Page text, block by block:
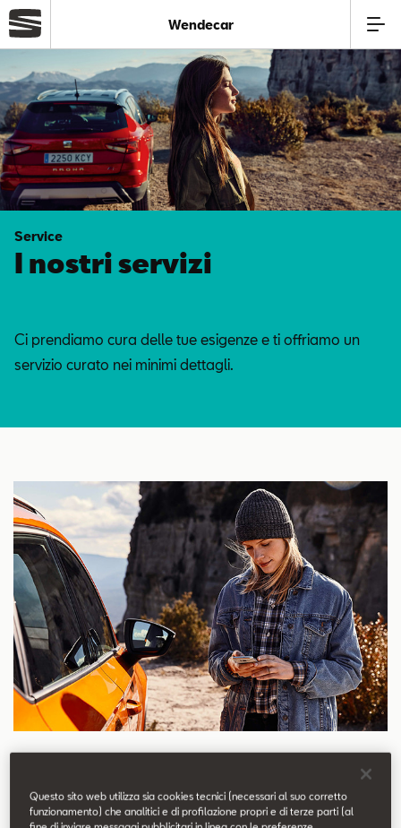
Azienda
Modelli
Offerte
Service
Configuratore
Wendecar
Service
I nostri servizi
Ci prendiamo cura delle tue esigenze e ti offriamo un
servizio curato nei minimi dettagli.
Prenotazione Tagliando
Acquistare una vettura SEAT significa scegliere il massimo dello
stile, dell’affidabilità e...
Questo sito web utilizza sia cookies tecnici (necessari al suo corretto
funzionamento) che analitici e di profilazione propri e di terze parti (al